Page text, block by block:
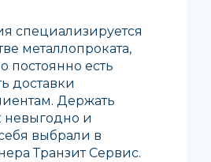
специализируется
металлопроката,
постоянно есть
доставки
Держать
невыгодно и
выбрали в
Транзит Сервис.